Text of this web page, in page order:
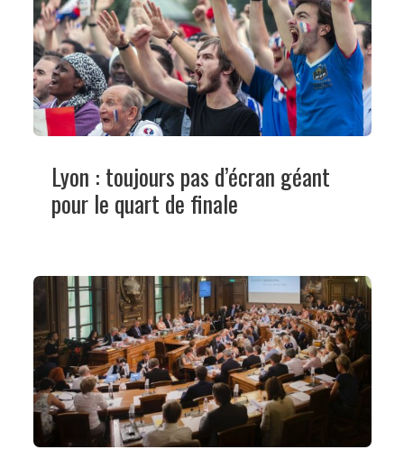
Lyon : toujours pas d’écran géant
pour le quart de finale